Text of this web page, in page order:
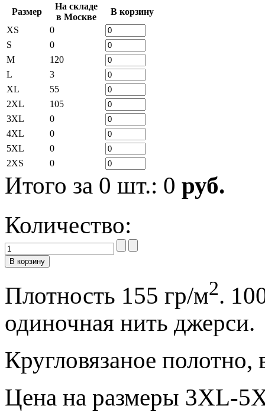
Размер
На складе
в Москве
В корзину
XS
0
S
0
M
120
L
3
XL
55
2XL
105
3XL
0
4XL
0
5XL
0
2XS
0
Итого за 0 шт.: 0 руб.
Количество:
Плотность 155 гр/м2.
одиночная нить джерси.
Кругловязаное полотно,
Цена на размеры 3XL-